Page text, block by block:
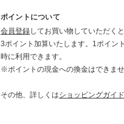
ポイントについて
会員登録してお買い物していただく
3ポイント加算いたします。1ポイン
時に利用できます。
※ポイントの現金への換金はできませ
その他、詳しくはショッピングガイド